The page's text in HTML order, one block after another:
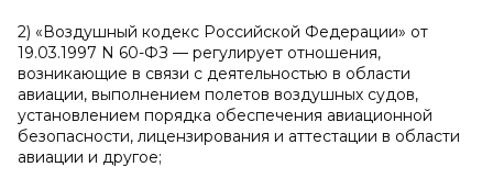
2) «Воздушный кодекс Российской Федерации» от
19.03.1997 N 60-ФЗ — регулирует отношения,
возникающие в связи с деятельностью в области
авиации, выполнением полетов воздушных судов,
установлением порядка обеспечения авиационной
безопасности, лицензирования и аттестации в области
авиации и другое;